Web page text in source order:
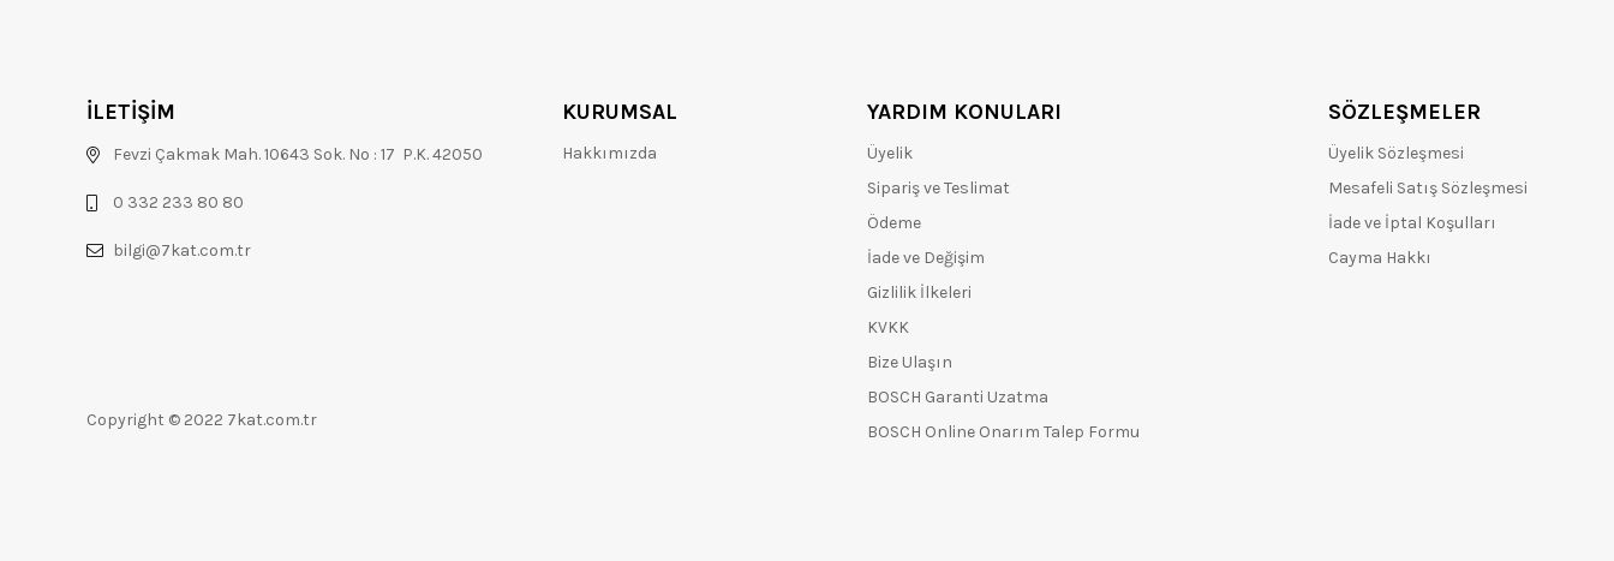
İLETİŞİM
Fevzi Çakmak Mah. 10643 Sok. No : 17 P.K. 42050
0 332 233 80 80
bilgi@7kat.com.tr
Copyright © 2022 7kat.com.tr
KURUMSAL
Hakkımızda
YARDIM KONULARI
Üyelik
Sipariş ve Teslimat
Ödeme
İade ve Değişim
Gizlilik İlkeleri
KVKK
Bize Ulaşın
BOSCH Garanti Uzatma
BOSCH Online Onarım Talep Formu
SÖZLEŞMELER
Üyelik Sözleşmesi
Mesafeli Satış Sözleşmesi
İade ve İptal Koşulları
Cayma Hakkı